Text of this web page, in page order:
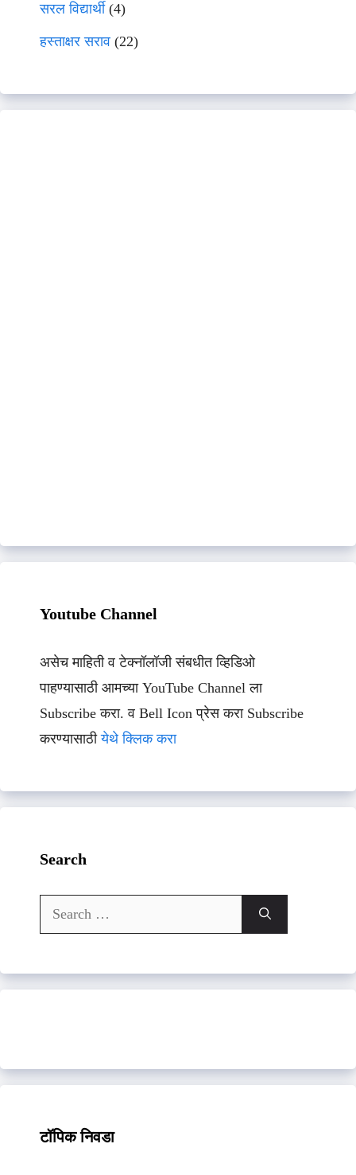
सरल विद्यार्थी(4)
हस्ताक्षर सराव (22)
Youtube Channel
असेच माहिती व टेक्नॉलॉजी संबधीत व्हिडिओ
पाहण्यासाठी आमच्या YouTube Channel ला
Subscribe करा. व Bell Icon प्रेस करा Subscribe
करण्यासाठीयेथे क्लिक करा
Search
Search
for:
टॉपिक निवडा